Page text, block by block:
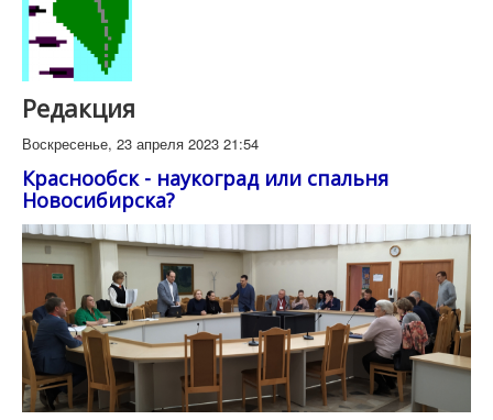
Редакция
Воскресенье, 23 апреля 2023 21:54
Краснообск - наукоград или спальня
Новосибирска?